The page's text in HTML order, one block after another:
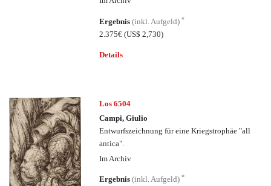
Ergebnis(inkl. Aufgeld)*
2.375€(US$ 2,730)
Details
Los 6504
Campi, Giulio
Entwurfszeichnung für eine Kriegstrophäe "all
antica".
Im Archiv
Ergebnis(inkl. Aufgeld)*